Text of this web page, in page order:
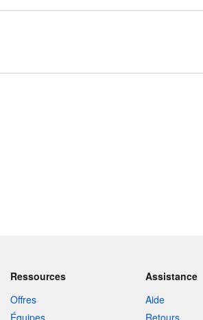
Ressources
Offres
Assistance
Aide